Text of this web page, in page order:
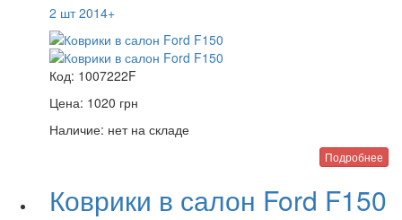
2 шт 2014+
Код: 1007222F
Цена: 1020 грн
Наличие: нет на складе
Подробнее
Коврики в салон Ford F150